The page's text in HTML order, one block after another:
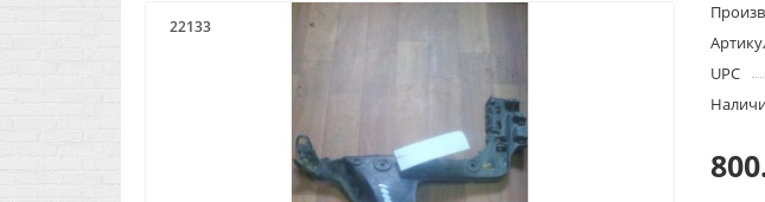
22133
UPC